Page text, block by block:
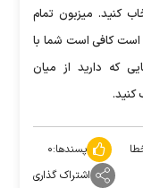
کنید. میزبون تمام
است کافی است شما با
که دارید از میان
کنید.
پسندها:۰
اشتراک گذاری